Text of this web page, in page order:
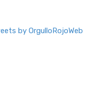
by OrgulloRojoWeb